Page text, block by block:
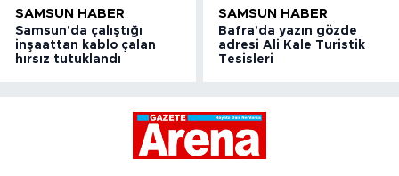
SAMSUN HABER
Samsun'da çalıştığı
inşaattan kablo çalan
hırsız tutuklandı
SAMSUN HABER
Bafra'da yazın gözde
adresi Ali Kale Turistik
Tesisleri